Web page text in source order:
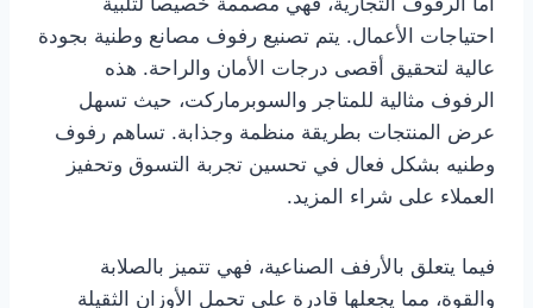
احتياجات الأعمال. يتم تصنيع رفوف مصانع وطنية بجودة
عالية لتحقيق أقصى درجات الأمان والراحة. هذه
الرفوف مثالية للمتاجر والسوبرماركت، حيث تسهل
عرض المنتجات بطريقة منظمة وجذابة. تساهم رفوف
وطنيه بشكل فعال في تحسين تجربة التسوق وتحفيز
العملاء على شراء المزيد.
فيما يتعلق بالأرفف الصناعية، فهي تتميز بالصلابة
والقوة، مما يجعلها قادرة على تحمل الأوزان الثقيلة